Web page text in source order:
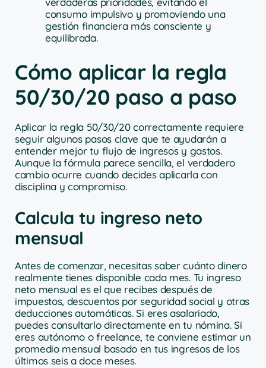
consumo impulsivo y promoviendo una
gestión financiera más consciente y
equilibrada.
Cómo aplicar la regla
50/30/20 paso a paso
Aplicar la regla 50/30/20 correctamente requiere
seguir algunos pasos clave que te ayudarán a
entender mejor tu flujo de ingresos y gastos.
Aunque la fórmula parece sencilla, el verdadero
cambio ocurre cuando decides aplicarla con
disciplina y compromiso.
Calcula tu ingreso neto
mensual
Antes de comenzar, necesitas saber cuánto dinero
realmente tienes disponible cada mes. Tu ingreso
neto mensual es el que recibes después de
impuestos, descuentos por seguridad social y otras
deducciones automáticas. Si eres asalariado,
puedes consultarlo directamente en tu nómina. Si
eres autónomo o freelance, te conviene estimar un
promedio mensual basado en tus ingresos de los
últimos seis a doce meses.